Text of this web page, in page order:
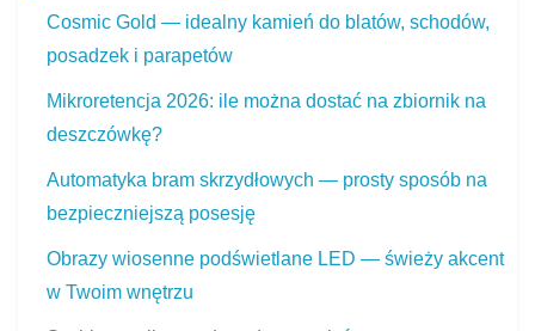
Cosmic Gold — idealny kamień do blatów, schodów,
posadzek i parapetów
Mikroretencja 2026: ile można dostać na zbiornik na
deszczówkę?
Automatyka bram skrzydłowych — prosty sposób na
bezpieczniejszą posesję
Obrazy wiosenne podświetlane LED — świeży akcent
w Twoim wnętrzu